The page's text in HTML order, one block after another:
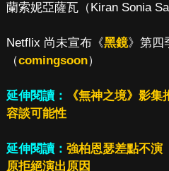
蘭索妮亞薩瓦（Kiran Sonia
Netflix 尚未宣布《黑鏡》第四
（comingsoon）
延伸閱讀：
《無神之境》影
容談可能性
延伸閱讀： 強柏恩瑟差點不演
原拒絕演出原因